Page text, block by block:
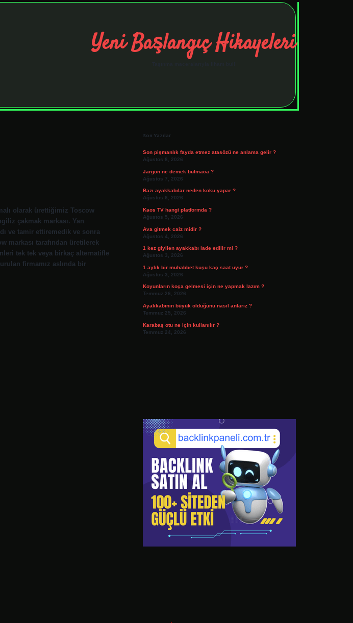
Yeni Başlangıç Hikayeleri
olarak ürettiğimiz Toscow
çakmak markası. Yan
ve tamir ettiremedik ve sonra
markası tarafından üretilerek
tek tek veya birkaç alternatifle
firmamız aslında bir
Son Yazılar
Son pişmanlık fayda etmez atasözü ne anlama gelir ?
Ağustos 8, 2026
Jargon ne demek bulmaca ?
Ağustos 7, 2026
Bazı ayakkabılar neden koku yapar ?
Ağustos 6, 2026
Kaos TV hangi platformda ?
Ağustos 5, 2026
Ava gitmek caiz midir ?
Ağustos 4, 2026
1 kez giyilen ayakkabı iade edilir mi ?
Ağustos 3, 2026
1 aylık bir muhabbet kuşu kaç saat uyur ?
Ağustos 3, 2026
Koyunların koça gelmesi için ne yapmak lazım ?
Temmuz 26, 2026
Ayakkabının büyük olduğunu nasıl anlarız ?
Temmuz 25, 2026
Karabaş otu ne için kullanılır ?
Temmuz 24, 2026
tulipbet